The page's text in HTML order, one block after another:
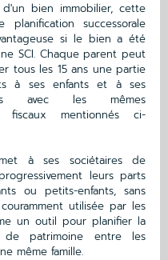
bien immobilier, cette
planification successorale
si le bien a été
SCI. Chaque parent peut
tous les 15 ans une partie
à ses enfants et à ses
avec les mêmes
fiscaux mentionnés ci-
à ses sociétaires de
leurs parts
ou petits-enfants, sans
utilisée par les
un outil pour planifier la
de patrimoine entre les
même famille.